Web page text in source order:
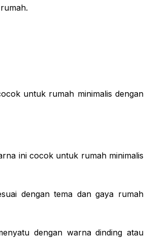
untuk rumah minimalis dengan
ini cocok untuk rumah minimalis
dengan tema dan gaya rumah
dengan warna dinding atau